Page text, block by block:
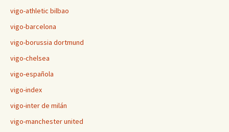
vigo-athletic bilbao
vigo-barcelona
vigo-borussia dortmund
vigo-chelsea
vigo-española
vigo-index
vigo-inter de milán
vigo-manchester united